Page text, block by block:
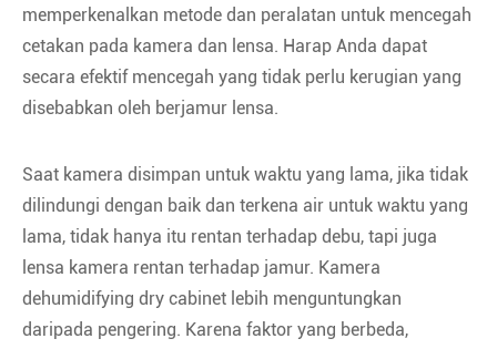
memperkenalkan metode dan peralatan untuk mencegah
cetakan pada kamera dan lensa. Harap Anda dapat
secara efektif mencegah yang tidak perlu kerugian yang
disebabkan oleh berjamur lensa.
Saat kamera disimpan untuk waktu yang lama, jika tidak
dilindungi dengan baik dan terkena air untuk waktu yang
lama, tidak hanya itu rentan terhadap debu, tapi juga
lensa kamera rentan terhadap jamur. Kamera
dehumidifying dry cabinet lebih menguntungkan
daripada pengering. Karena faktor yang berbeda,